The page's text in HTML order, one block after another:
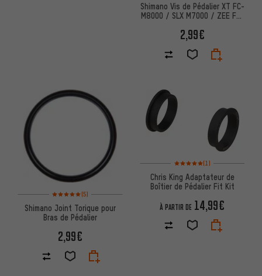
Shimano Vis de Pédalier XT FC-
M8000 / SLX M7000 / ZEE FC-
2,99€
Note moyenne : 5 sur 5 d'après 5 avis
(5)
Shimano Joint Torique pour
Bras de Pédalier
2,99€
Note moyenne : 5 sur 5
(1)
Chris King Adaptateur de
Boîtier de Pédalier Fit Kit
À PARTIR DE 14,99€